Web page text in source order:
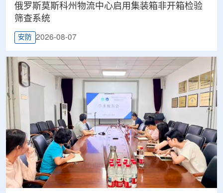
俄罗斯莫斯科州物流中心启用集装箱非开箱检验
筛查系统
安防 2026-08-07